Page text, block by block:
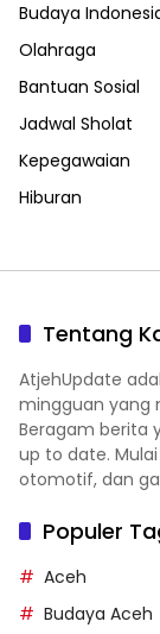
Budaya
Olahraga
Bantuan Sosial
Jadwal Sholat
Kepegawaian
Hiburan
Tentang
AtjehUpdate
mingguan yang
Beragam berita
up to date.
otomotif, dan
Populer
Aceh
Budaya Aceh